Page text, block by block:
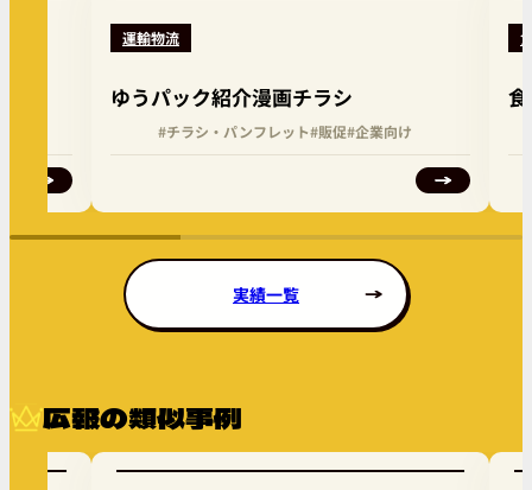
運輸物流
ゆうパック紹介漫画チラシ
#チラシ・パンフレット#販促#企業向け
実績一覧
広報の類似事例